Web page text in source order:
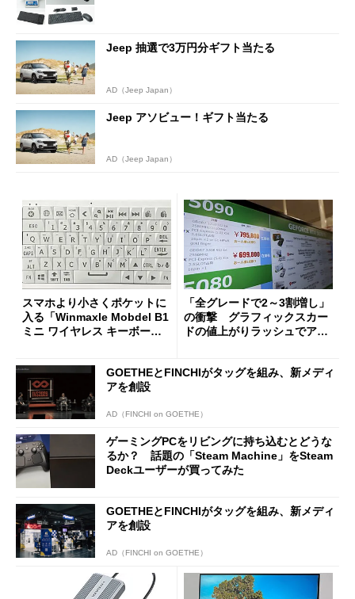
Jeep 抽選で3万円分ギフト当たる
AD（Jeep Japan）
Jeep アソビュー！ギフト当たる
AD（Jeep Japan）
スマホより小さくポケットに
入る「Winmaxle Mobdel B1
ミニ ワイヤレス キーボー
「全グレードで2～3割増し」
の衝撃 グラフィックスカー
ドの値上がりラッシュでアキ
GOETHEとFINCHIがタッグを組み、新メディ
アを創設
AD（FINCHI on GOETHE）
ゲーミングPCをリビングに持ち込むとどうな
るか？ 話題の「Steam Machine」をSteam
Deckユーザーが買ってみた
GOETHEとFINCHIがタッグを組み、新メディ
アを創設
AD（FINCHI on GOETHE）